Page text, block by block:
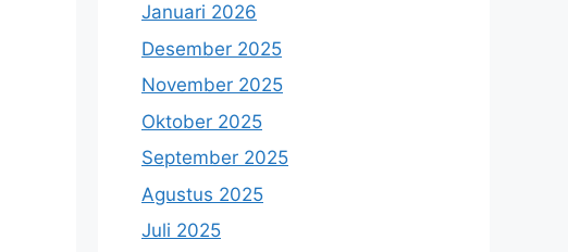
Januari 2026
Desember 2025
November 2025
Oktober 2025
September 2025
Agustus 2025
Juli 2025